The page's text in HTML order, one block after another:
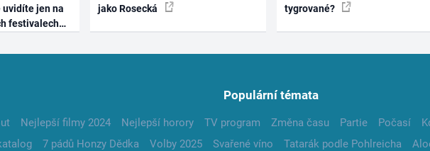
uvidíte jen na
festivalech
jako Rosecká
tygrované?
Populární témata
Nejlepší filmy 2024 Nejlepší horory TV program Změna času Partie Počasí
7 pádů Honzy Dědka Volby 2025 Svařené víno Tatarák podle Pohlreicha